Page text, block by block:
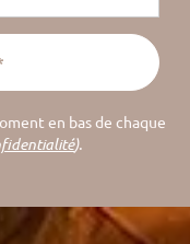
en bas de chaque
).